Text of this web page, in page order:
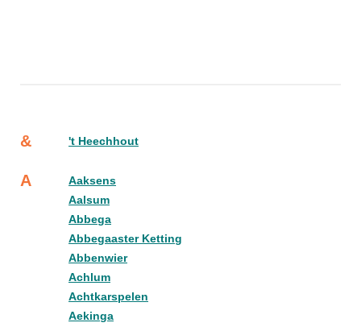
& 't Heechhout
A
Aaksens
Aalsum
Abbega
Abbegaaster Ketting
Abbenwier
Achlum
Achtkarspelen
Aekinga